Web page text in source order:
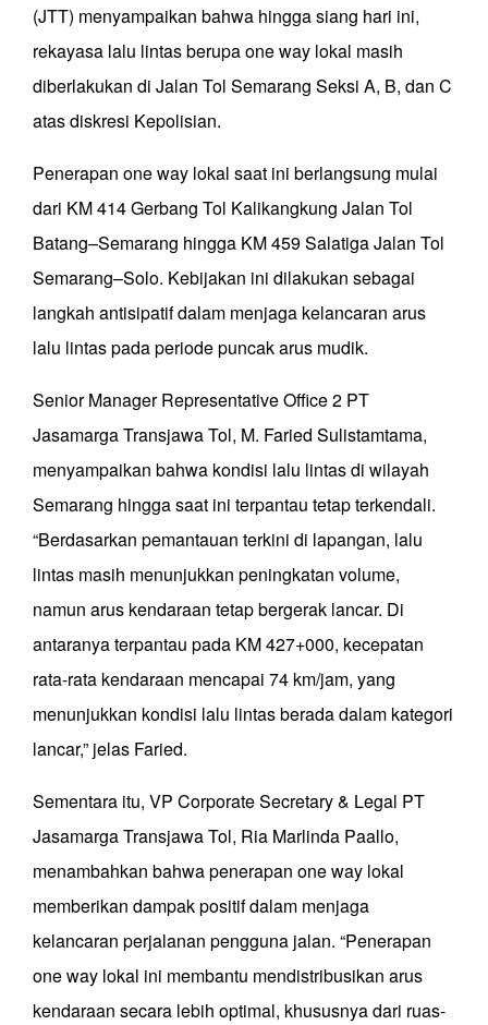
(JTT) menyampaikan bahwa hingga siang hari ini,
rekayasa lalu lintas berupa one way lokal masih
diberlakukan di Jalan Tol Semarang Seksi A, B, dan C
atas diskresi Kepolisian.
Penerapan one way lokal saat ini berlangsung mulai
dari KM 414 Gerbang Tol Kalikangkung Jalan Tol
Batang–Semarang hingga KM 459 Salatiga Jalan Tol
Semarang–Solo. Kebijakan ini dilakukan sebagai
langkah antisipatif dalam menjaga kelancaran arus
lalu lintas pada periode puncak arus mudik.
Senior Manager Representative Office 2 PT
Jasamarga Transjawa Tol, M. Faried Sulistamtama,
menyampaikan bahwa kondisi lalu lintas di wilayah
Semarang hingga saat ini terpantau tetap terkendali.
“Berdasarkan pemantauan terkini di lapangan, lalu
lintas masih menunjukkan peningkatan volume,
namun arus kendaraan tetap bergerak lancar. Di
antaranya terpantau pada KM 427+000, kecepatan
rata-rata kendaraan mencapai 74 km/jam, yang
menunjukkan kondisi lalu lintas berada dalam kategori
lancar,” jelas Faried.
Sementara itu, VP Corporate Secretary & Legal PT
Jasamarga Transjawa Tol, Ria Marlinda Paallo,
menambahkan bahwa penerapan one way lokal
memberikan dampak positif dalam menjaga
kelancaran perjalanan pengguna jalan. “Penerapan
one way lokal ini membantu mendistribusikan arus
kendaraan secara lebih optimal, khususnya dari ruas-